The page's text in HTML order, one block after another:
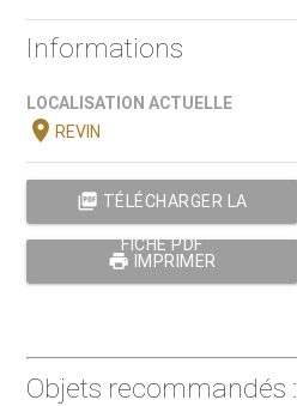
Informations
LOCALISATION ACTUELLE
location_onREVIN
picture_as_pdf TÉLÉCHARGER LA
FICHE PDF
print IMPRIMER
Objets recommandés :